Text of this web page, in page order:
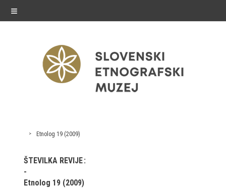
≡
razstave
Stalne razstave
Občasne razstave
Etnolog 19 (2009)
ŠTEVILKA REVIJE
Etnolog 19 (2009)